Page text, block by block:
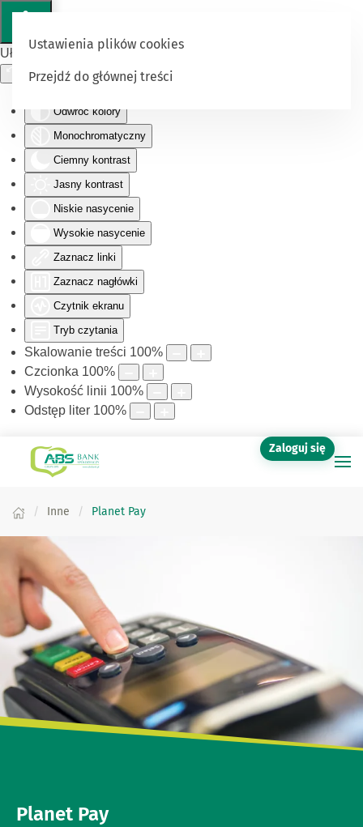
Ułatwienia dostępu
Odwróć kolory
Monochromatyczny
Ciemny kontrast
Jasny kontrast
Niskie nasycenie
Wysokie nasycenie
Zaznacz linki
Zaznacz nagłówki
Czytnik ekranu
Tryb czytania
Skalowanie treści 100%
Czcionka 100%
Wysokość linii 100%
Odstęp liter 100%
Ustawienia plików cookies
Przejdź do głównej treści
Zaloguj się
Inne Planet Pay
Planet Pay